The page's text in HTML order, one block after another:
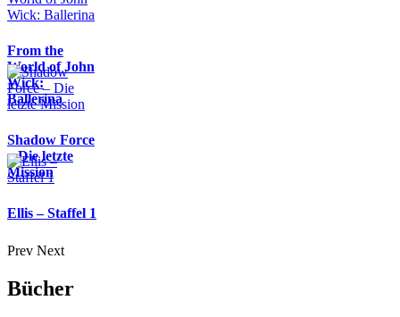
From the
World of John
Wick:
Ballerina
Shadow Force
– Die letzte
Mission
Ellis – Staffel 1
Prev Next
Bücher